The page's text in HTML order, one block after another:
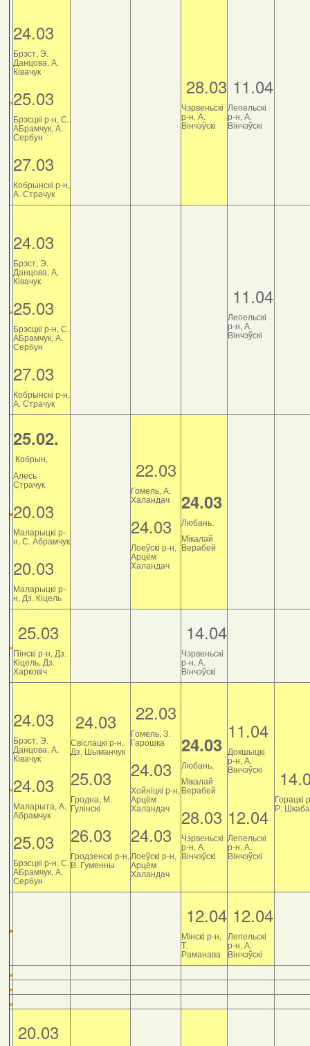
24.03
Брэст, Э.
Данцова, А.
Ківачук
25.03
Брэсцкі р-н, С.
АБрамчук, А.
Сербун
27.03
Кобрынскі р-н,
А. Страчук
28.03
Чэрвеньскі
р-н, А.
Вінчэўскі
11.04
Лепельскі
р-н, А.
Вінчэўскі
24.03
Брэст, Э.
Данцова, А.
Ківачук
25.03
Брэсцкі р-н, С.
АБрамчук, А.
Сербун
27.03
Кобрынскі р-н,
А. Страчук
11.04
Лепельскі
р-н, А.
Вінчэўскі
25.02.
Кобрын,
Алесь
Страчук
20.03
Маларыцкі р-
н, С. Абрамчук
20.03
Маларыцкі р-
н, Дз. Кіцель
22.03
Гомель, А.
Халандач
24.03
Лоеўскі р-н,
Арцём
Халандач
24.03
Любань,
Мікалай
Верабей
25.03
Пінскі р-н, Дз.
Кіцель, Дз.
Харковіч
14.04
Чэрвеньскі
р-н, А.
Вінчэўскі
24.03
Брэст, Э.
Данцова, А.
Ківачук
24.03
Маларыта, А.
Абрамчук
25.03
Брэсцкі р-н, С.
АБрамчук, А.
Сербун
24.03
Свіслацкі р-н,
Дз. Шыманчук
25.03
Гродна, М.
Гулінскі
26.03
Гродзенскі р-н,
В. Гуменны
22.03
Гомель, З.
Гарошка
24.03
Хойніцкі р-н,
Арцём
Халандач
24.03
Лоеўскі р-н,
Арцём
Халандач
24.03
Любань,
Мікалай
Верабей
28.03
Чэрвеньскі
р-н, А.
Вінчэўскі
11.04
Докшыцкі
р-н, А.
Вінчэўскі
12.04
Лепельскі
р-н, А.
Вінчэўскі
Горацкі
Р.
12.04
Мінскі р-н,
Т.
Раманава
12.04
Лепельскі
р-н, А.
Вінчэўскі
20.03